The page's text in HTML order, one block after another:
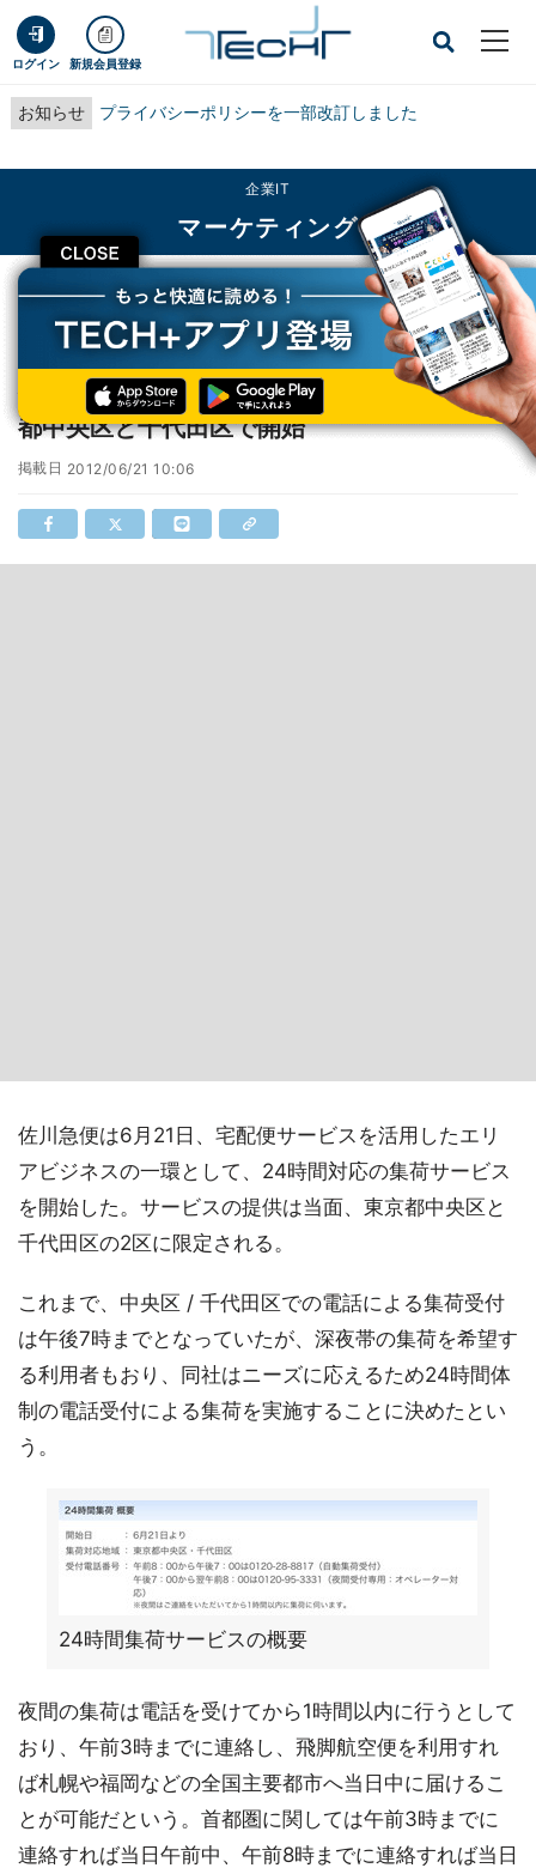
ログイン 新規会員登録
お知らせ プライバシーポリシーを一部改訂しました
CLOSE
企業IT
マーケティング
TECH+ 企業IT
マーケティング
佐川急便、24時間対応の集荷サービス - 東京都中央区と千代田区で開始
佐川急便、24時間対応の集荷サービス - 東京
都中央区と千代田区で開始
掲載日 2012/06/21 10:06
佐川急便は6月21日、宅配便サービスを活用したエリ
アビジネスの一環として、24時間対応の集荷サービス
を開始した。サービスの提供は当面、東京都中央区と
千代田区の2区に限定される。
これまで、中央区 / 千代田区での電話による集荷受付
は午後7時までとなっていたが、深夜帯の集荷を希望す
る利用者もおり、同社はニーズに応えるため24時間体
制の電話受付による集荷を実施することに決めたとい
う。
24時間集荷サービスの概要
夜間の集荷は電話を受けてから1時間以内に行うとして
おり、午前3時までに連絡し、飛脚航空便を利用すれ
ば札幌や福岡などの全国主要都市へ当日中に届けるこ
とが可能だという。首都圏に関しては午前3時までに
連絡すれば当日午前中、午前8時までに連絡すれば当日